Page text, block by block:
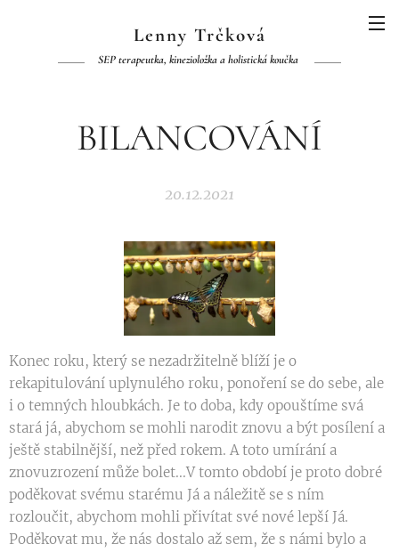
Lenny Trčková
SEP terapeutka, kinezioložka a holistická koučka
BILANCOVÁNÍ
20.12.2021
Konec roku, který se nezadržitelně blíží je o
rekapitulování uplynulého roku, ponoření se do sebe, ale
i o temných hloubkách. Je to doba, kdy opouštíme svá
stará já, abychom se mohli narodit znovu a být posílení a
ještě stabilnější, než před rokem. A toto umírání a
znovuzrození může bolet...V tomto období je proto dobré
poděkovat svému starému Já a náležitě se s ním
rozloučit, abychom mohli přivítat své nové lepší Já.
Poděkovat mu, že nás dostalo až sem, že s námi bylo a